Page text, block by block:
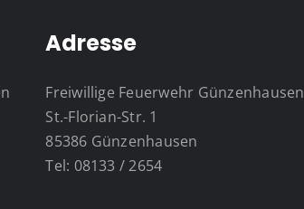
Adresse
Freiwillige Feuerwehr Günzenhausen
St.-Florian-Str. 1
85386 Günzenhausen
Tel: 08133 / 2654